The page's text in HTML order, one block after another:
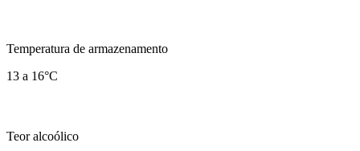
Temperatura de armazenamento
13 a 16°C
Teor alcoólico